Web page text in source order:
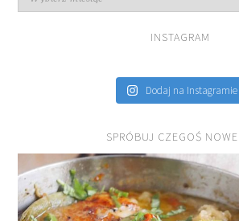
INSTAGRAM
Dodaj na Instagramie
SPRÓBUJ CZEGOŚ